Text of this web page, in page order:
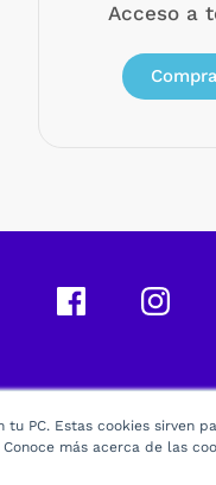
tu PC. Estas cookies sirven
más acerca de las
Acceso a